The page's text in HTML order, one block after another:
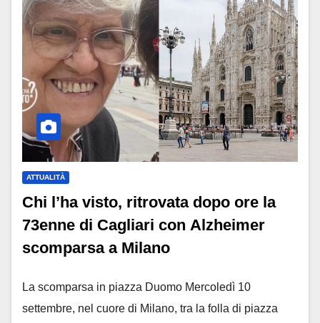
ATTUALITÀ
Chi l’ha visto, ritrovata dopo ore la
73enne di Cagliari con Alzheimer
scomparsa a Milano
La scomparsa in piazza Duomo Mercoledì 10
settembre, nel cuore di Milano, tra la folla di piazza